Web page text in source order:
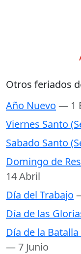
Otros feriados
Año Nuevo — 1
Viernes Santo
Sabado Santo
Domingo de
14 Abril
Día del Trabajo
Día de las
Día de la
— 7 Junio